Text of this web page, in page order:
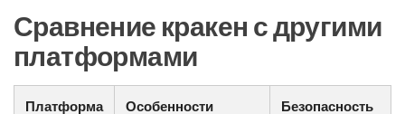
Сравнение кракен с другими
платформами
Платформа Особенности Безопасность